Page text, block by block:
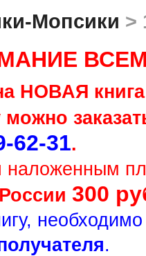
Мопсики >
НОВАЯ
можно
62-31.
наложенным
300
.